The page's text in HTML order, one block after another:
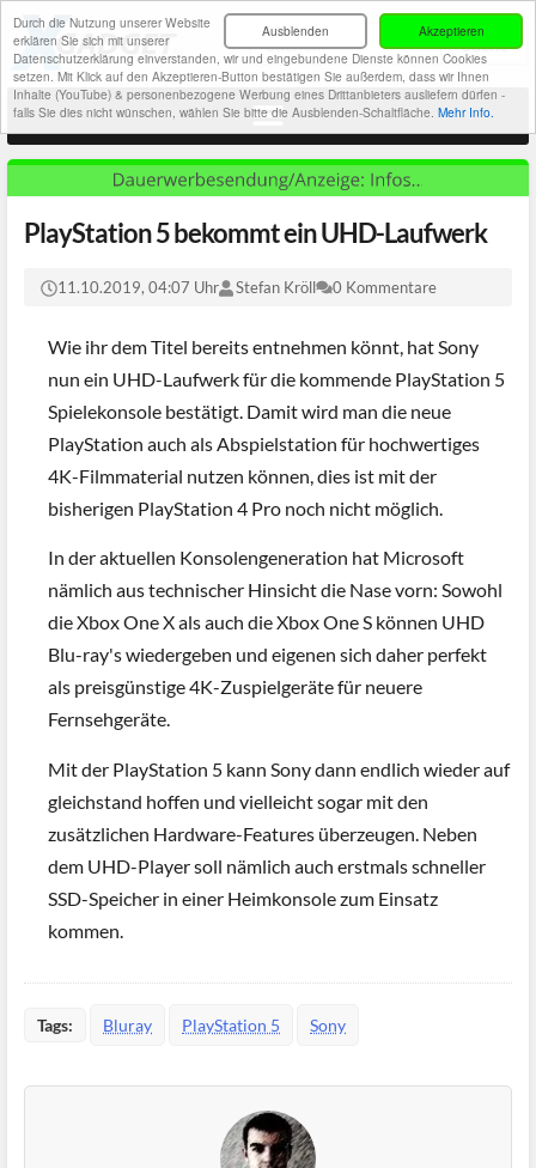
Akzeptieren
Ausblenden
Durch die Nutzung unserer Website
erklären Sie sich mit unserer
Datenschutzerklärung einverstanden, wir und eingebundene Dienste können Cookies
setzen. Mit Klick auf den Akzeptieren-Button bestätigen Sie außerdem, dass wir Ihnen
Inhalte (YouTube) & personenbezogene Werbung eines Drittanbieters ausliefern dürfen -
falls Sie dies nicht wünschen, wählen Sie bitte die Ausblenden-Schaltfläche. Mehr Info.
PlayStation 5 bekommt ein UHD-Laufwerk
11.10.2019, 04:07 Uhr Stefan Kröll 0 Kommentare
Wie ihr dem Titel bereits entnehmen könnt, hat Sony
nun ein UHD-Laufwerk für die kommende PlayStation 5
Spielekonsole bestätigt. Damit wird man die neue
PlayStation auch als Abspielstation für hochwertiges
4K-Filmmaterial nutzen können, dies ist mit der
bisherigen PlayStation 4 Pro noch nicht möglich.
In der aktuellen Konsolengeneration hat Microsoft
nämlich aus technischer Hinsicht die Nase vorn: Sowohl
die Xbox One X als auch die Xbox One S können UHD
Blu-ray's wiedergeben und eigenen sich daher perfekt
als preisgünstige 4K-Zuspielgeräte für neuere
Fernsehgeräte.
Mit der PlayStation 5 kann Sony dann endlich wieder auf
gleichstand hoffen und vielleicht sogar mit den
zusätzlichen Hardware-Features überzeugen. Neben
dem UHD-Player soll nämlich auch erstmals schneller
SSD-Speicher in einer Heimkonsole zum Einsatz
kommen.
Tags: Bluray PlayStation 5 Sony